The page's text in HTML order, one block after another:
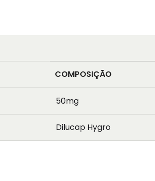
COMPOSIÇÃO
50mg
Dilucap Hygro